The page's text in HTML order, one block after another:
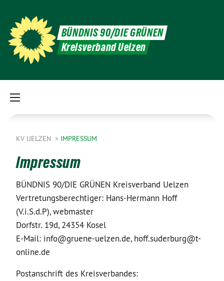
BÜNDNIS 90/DIE GRÜNEN
Kreisverband Uelzen
KV UELZEN IMPRESSUM
Impressum
BÜNDNIS 90/DIE GRÜNEN Kreisverband Uelzen
Vertretungsberechtiger: Hans-Hermann Hoff
(V.i.S.d.P), webmaster
Dorfstr. 19d, 24354 Kosel
E-Mail: info@gruene-uelzen.de, hoff.suderburg@t-
online.de
Postanschrift des Kreisverbandes: